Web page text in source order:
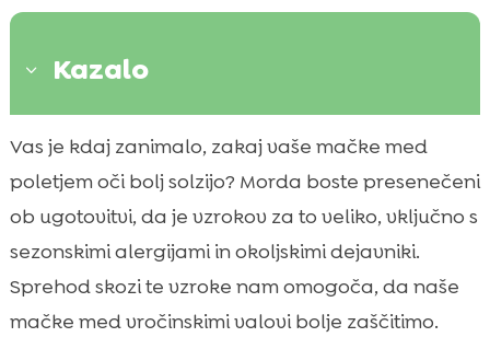
3 Kazalo
 Uvod v težave s solzenjem oči pri mačkah
 Sezonske alergije pri mačkah
 Prahu in cvetnega prahu
 Očesne okužbe in vnetja
 Kontakt z dražilnimi snovmi
 Tuje snovi v očesu
Vas je kdaj zanimalo, zakaj vaše mačke med
poletjem oči bolj solzijo? Morda boste presenečeni
ob ugotovitvi, da je vzrokov za to veliko, vključno s
sezonskimi alergijami in okoljskimi dejavniki.
Sprehod skozi te vzroke nam omogoča, da naše
mačke med vročinskimi valovi bolje zaščitimo.